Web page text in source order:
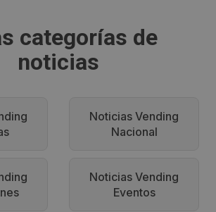
categorías de
noticias
Noticias Vending
Nacional
Noticias Vending
Eventos